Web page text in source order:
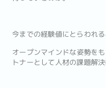
今までの経験値にとらわれる
オープンマインドな姿勢を
トナーとして人材の課題解